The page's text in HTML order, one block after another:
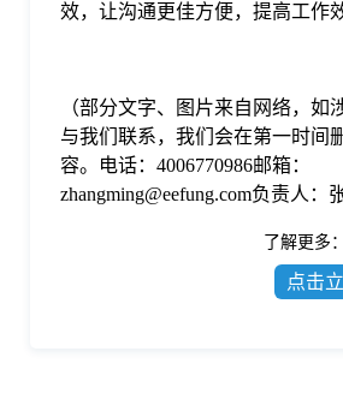
效，让沟通更佳方便，提高工作
（部分文字、图片来自网络，如
与我们联系，我们会在第一时间
容。电话：4006770986邮箱：
zhangming@eefung.com负责人：
了解更多：
点击